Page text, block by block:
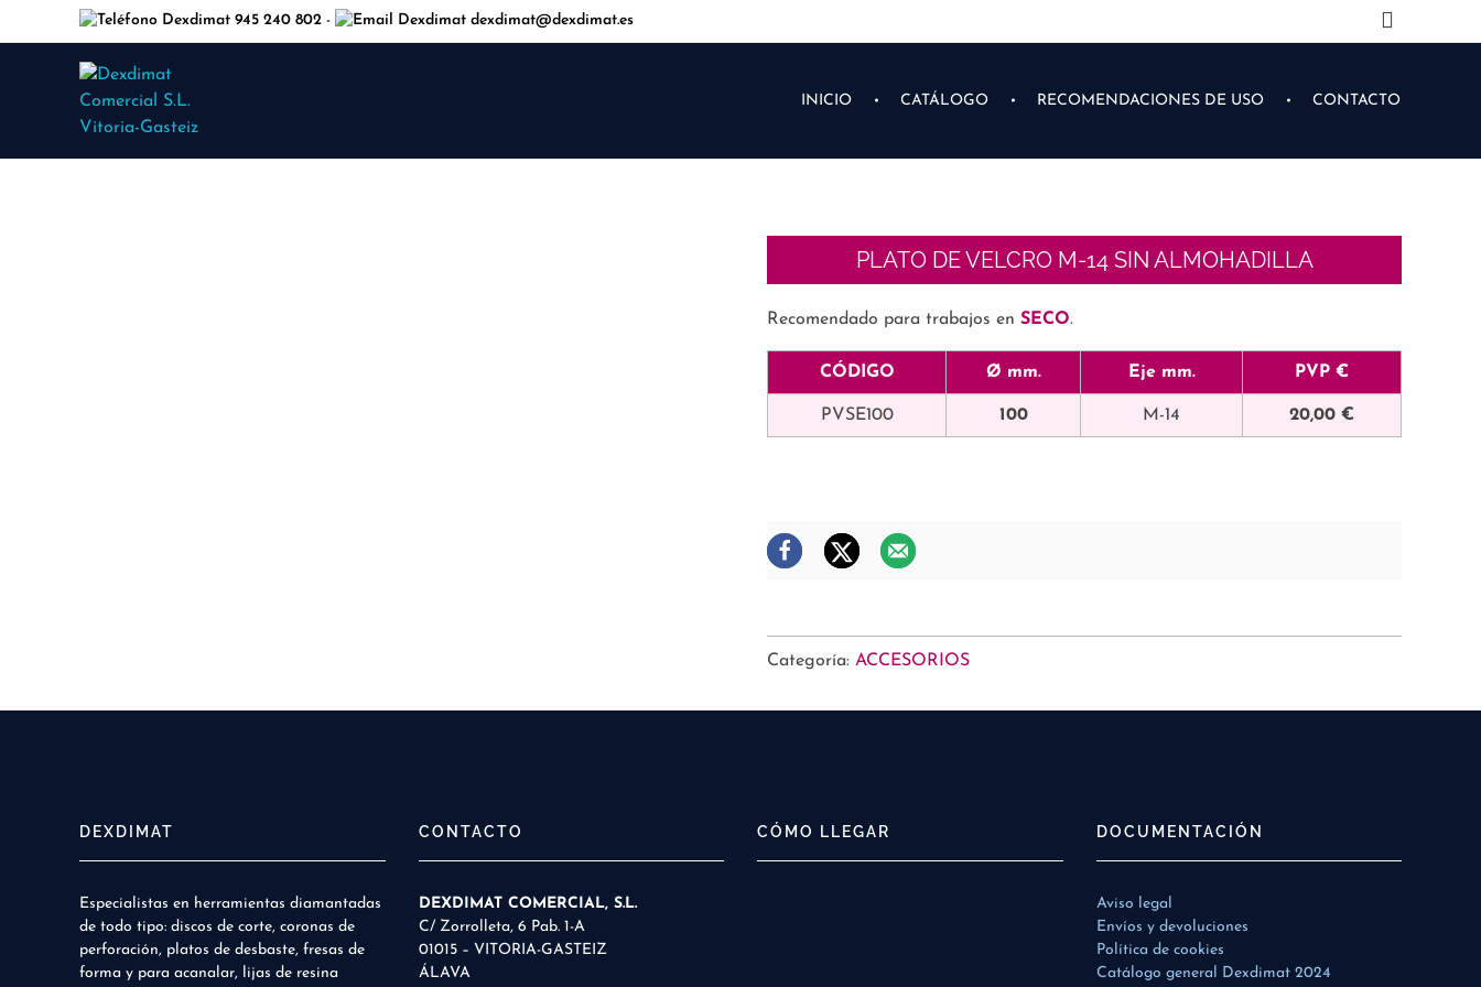
945 240 802 - dexdimat@dexdimat.es
INICIO CATÁLOGO RECOMENDACIONES DE USO CONTACTO
PLATO DE VELCRO M-14 SIN ALMOHADILLA
Recomendado para trabajos en SECO.
CÓDIGO Ø mm. Eje mm. PVP €
PVSE100 100 M-14 20,00 €
Categoría: ACCESORIOS
DEXDIMAT
Especialistas en herramientas diamantadas
de todo tipo: discos de corte, coronas de
perforación, platos de desbaste, fresas de
forma y para acanalar, lijas de resina
CONTACTO
DEXDIMAT COMERCIAL, S.L.
C/ Zorrolleta, 6 Pab. 1-A
01015 – VITORIA-GASTEIZ
ÁLAVA
CÓMO LLEGAR DOCUMENTACIÓN
Aviso legal
Envíos y devoluciones
Política de cookies
Catálogo general Dexdimat 2024